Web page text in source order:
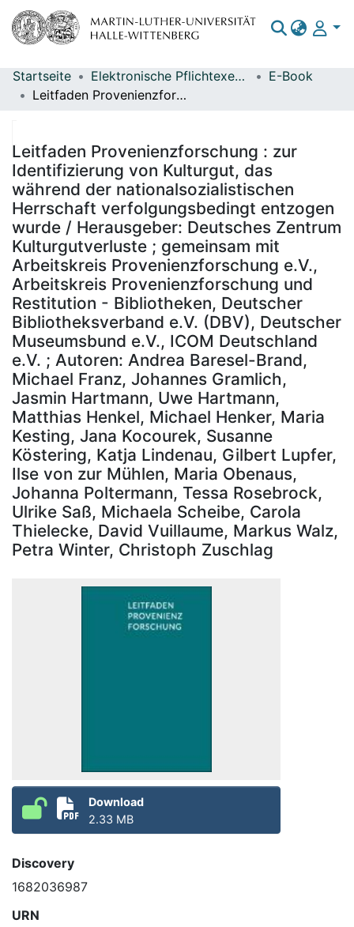
Bereiche & Sammlungen
Statistiken
Startseite Elektronische Pflichtexemplare
E-Book
Leitfaden Provenienzforschung : zur Identifizierung von Kulturgut, das während der nationalsozialistischen Herrschaft verfolgungsbedingt entzogen wurde / Herausgeber: Deutsches Zentrum Kulturgutverluste ; gemeinsam mit Arbeitskreis Provenienzforschung e.V., Arbeitskreis Provenienzforschung und Restitution - Bibliotheken, Deutscher Bibliotheksverband e.V. (DBV), Deutscher Museumsbund e.V., ICOM Deutschland e.V. ; Autoren: Andrea Baresel-Brand, Michael Franz, Johannes Gramlich, Jasmin Hartmann, Uwe Hartmann, Matthias Henkel, Michael Henker, Maria Kesting, Jana Kocourek, Susanne Köstering, Katja Lindenau, Gilbert Lupfer, Ilse von zur Mühlen, Maria Obenaus, Johanna Poltermann, Tessa Rosebrock, Ulrike Saß, Michaela Scheibe, Carola Thielecke, David Vuillaume, Markus Walz, Petra Winter, Christoph Zuschlag
Leitfaden Provenienzforschung : zur
Identifizierung von Kulturgut, das
während der nationalsozialistischen
Herrschaft verfolgungsbedingt entzogen
wurde / Herausgeber: Deutsches Zentrum
Kulturgutverluste ; gemeinsam mit
Arbeitskreis Provenienzforschung e.V.,
Arbeitskreis Provenienzforschung und
Restitution - Bibliotheken, Deutscher
Bibliotheksverband e.V. (DBV), Deutscher
Museumsbund e.V., ICOM Deutschland
e.V. ; Autoren: Andrea Baresel-Brand,
Michael Franz, Johannes Gramlich,
Jasmin Hartmann, Uwe Hartmann,
Matthias Henkel, Michael Henker, Maria
Kesting, Jana Kocourek, Susanne
Köstering, Katja Lindenau, Gilbert Lupfer,
Ilse von zur Mühlen, Maria Obenaus,
Johanna Poltermann, Tessa Rosebrock,
Ulrike Saß, Michaela Scheibe, Carola
Thielecke, David Vuillaume, Markus Walz,
Petra Winter, Christoph Zuschlag
Download
2.33 MB
Discovery
1682036987
URN